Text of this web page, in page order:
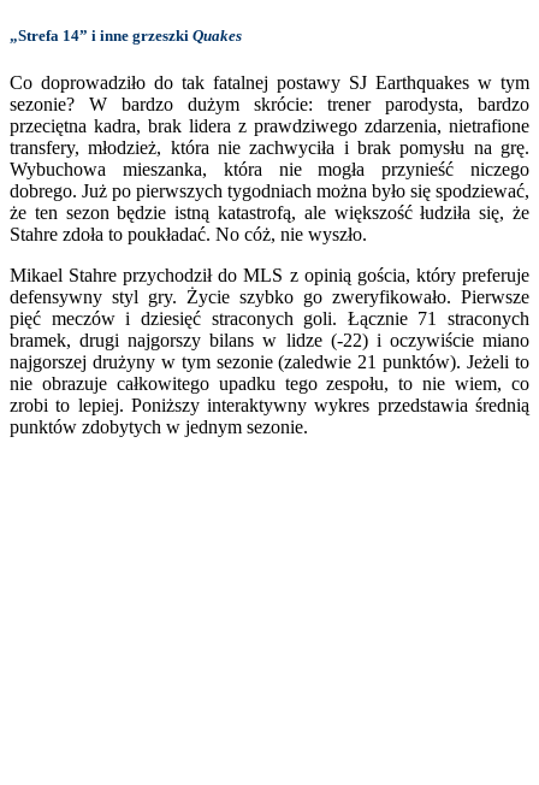
„Strefa 14” i inne grzeszki Quakes
Co doprowadziło do tak fatalnej postawy SJ Earthquakes w tym
sezonie? W bardzo dużym skrócie: trener parodysta, bardzo
przeciętna kadra, brak lidera z prawdziwego zdarzenia, nietrafione
transfery, młodzież, która nie zachwyciła i brak pomysłu na grę.
Wybuchowa mieszanka, która nie mogła przynieść niczego
dobrego. Już po pierwszych tygodniach można było się spodziewać,
że ten sezon będzie istną katastrofą, ale większość łudziła się, że
Stahre zdoła to poukładać. No cóż, nie wyszło.
Mikael Stahre przychodził do MLS z opinią gościa, który preferuje
defensywny styl gry. Życie szybko go zweryfikowało. Pierwsze
pięć meczów i dziesięć straconych goli. Łącznie 71 straconych
bramek, drugi najgorszy bilans w lidze (-22) i oczywiście miano
najgorszej drużyny w tym sezonie (zaledwie 21 punktów). Jeżeli to
nie obrazuje całkowitego upadku tego zespołu, to nie wiem, co
zrobi to lepiej. Poniższy interaktywny wykres przedstawia średnią
punktów zdobytych w jednym sezonie.